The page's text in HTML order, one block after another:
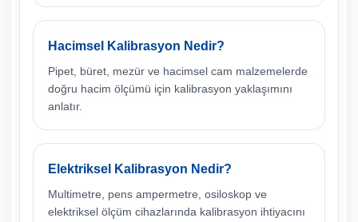
Hacimsel Kalibrasyon Nedir?
Pipet, büret, mezür ve hacimsel cam malzemelerde
doğru hacim ölçümü için kalibrasyon yaklaşımını
anlatır.
Elektriksel Kalibrasyon Nedir?
Multimetre, pens ampermetre, osiloskop ve
elektriksel ölçüm cihazlarında kalibrasyon ihtiyacını